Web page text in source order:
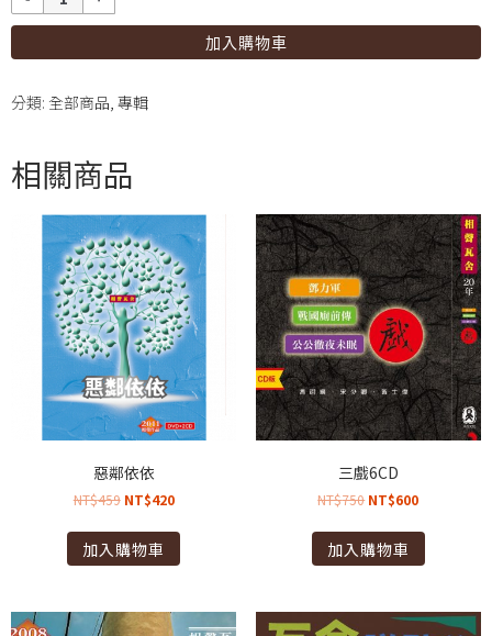
量
加入購物車
分類: 全部商品, 專輯
相關商品
惡鄰依依
NT$459 NT$420
加入購物車
三戲6CD
NT$750 NT$600
加入購物車